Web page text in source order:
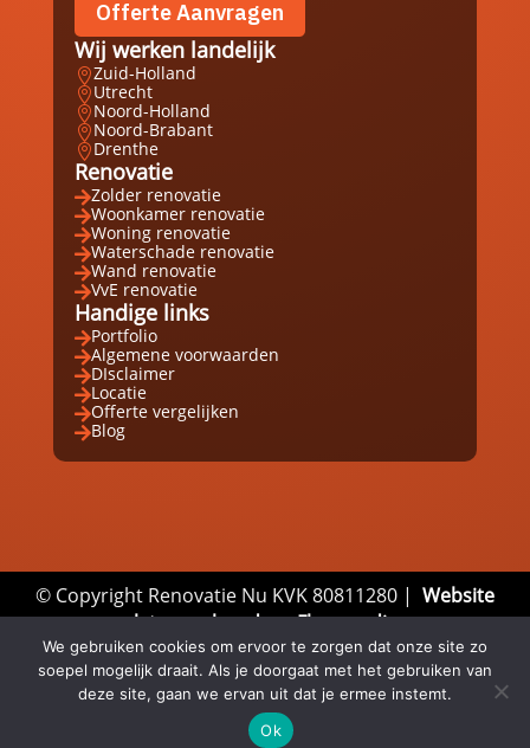
Offerte Aanvragen
Wij werken landelijk
Zuid-Holland
Utrecht
Noord-Holland
Noord-Brabant
Drenthe
Renovatie
Zolder renovatie
Woonkamer renovatie
Woning renovatie
Waterschade renovatie
Wand renovatie
VvE renovatie
Handige links
Portfolio
Algemene voorwaarden
DIsclaimer
Locatie
Offerte vergelijken
Blog
© Copyright Renovatie Nu KVK 80811280 | Website
laten maken door Flexamedia
Privacyverklaring|Disclaimer| Algemene
Voorwaarden
Whatsapp
We gebruiken cookies om ervoor te zorgen dat onze site zo
soepel mogelijk draait. Als je doorgaat met het gebruiken van
deze site, gaan we ervan uit dat je ermee instemt.
Ok